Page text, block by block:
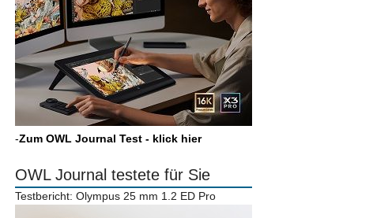
-Zum OWL Journal Test - klick hier
OWL Journal testete für Sie
Testbericht: Olympus 25 mm 1.2 ED Pro